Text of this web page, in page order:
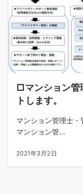
□マンション管
トします。
マンション管理士
マンション管...
2021年3月2日